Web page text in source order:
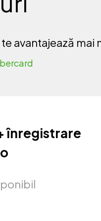
avantajează mai
înregistrare